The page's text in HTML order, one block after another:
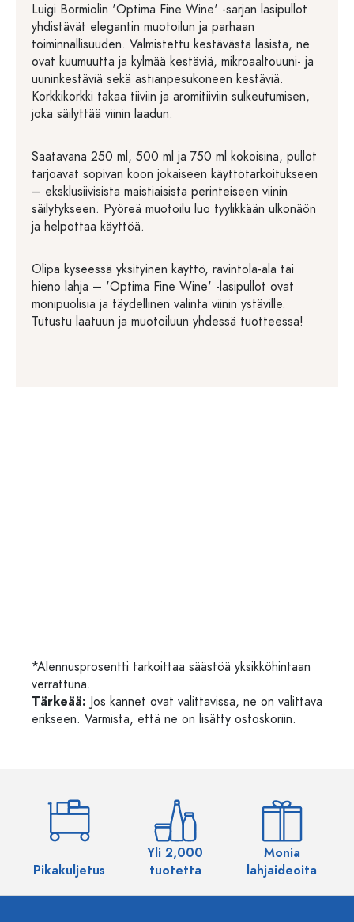
Luigi Bormiolin 'Optima Fine Wine' -sarjan lasipullot
yhdistävät elegantin muotoilun ja parhaan
toiminnallisuuden. Valmistettu kestävästä lasista, ne
ovat kuumuutta ja kylmää kestäviä, mikroaaltouuni- ja
uuninkestäviä sekä astianpesukoneen kestäviä.
Korkkikorkki takaa tiiviin ja aromitiiviin sulkeutumisen,
joka säilyttää viinin laadun.
Saatavana 250 ml, 500 ml ja 750 ml kokoisina, pullot
tarjoavat sopivan koon jokaiseen käyttötarkoitukseen
– eksklusiivisista maistiaisista perinteiseen viinin
säilytykseen. Pyöreä muotoilu luo tyylikkään ulkonäön
ja helpottaa käyttöä.
Olipa kyseessä yksityinen käyttö, ravintola-ala tai
hieno lahja – 'Optima Fine Wine' -lasipullot ovat
monipuolisia ja täydellinen valinta viinin ystäville.
Tutustu laatuun ja muotoiluun yhdessä tuotteessa!
*Alennusprosentti tarkoittaa säästöä yksikköhintaan
verrattuna.
Tärkeää: Jos kannet ovat valittavissa, ne on valittava
erikseen. Varmista, että ne on lisätty ostoskoriin.
Pikakuljetus
Yli 2,000
tuotetta
Monia
lahjaideoita